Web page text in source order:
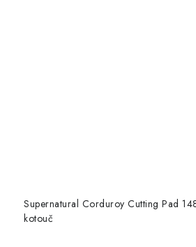
Supernatural Corduroy Cutting Pad
kotouč